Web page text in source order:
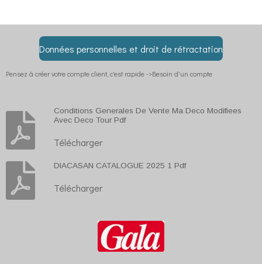
g
e
g
e
g
e
g
e
Données personnelles et droit de rétractation
Pensez à créer votre compte client, c'est rapide ->Besoin d'un compte
Conditions Generales De Vente Ma Deco Modifiees
Avec Deco Tour Pdf
Télécharger
DIACASAN CATALOGUE 2025 1 Pdf
Télécharger